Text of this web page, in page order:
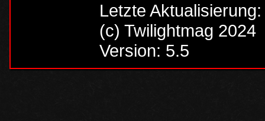
Letzte
(c) Twilightmag 2024
Version: 5.5